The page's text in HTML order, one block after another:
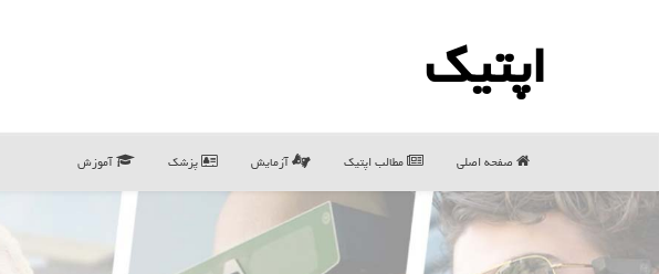
اپتیك
صفحه اصلی مطالب اپتیك آزمایش پزشک آموزش